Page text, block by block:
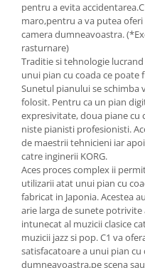
Amplificatoare de casti
Cabluri Earpad si accesorii
Casti broadcast si Casti cu
Casti DJ
Casti Hi-fi
Casti In ear pentru
Casti Noise Cancelling
Casti Studio
Casti wireless / fara fir
Idei de cadouri
pentru a evita
maro,pentru a va putea
camera dumneavoastra.
rasturnare)
Traditie si tehnologie
unui pian cu coada ce poate
Sunetul pianului se schimba
folosit. Pentru ca un pian
expresivitate, doua piane cu
niste pianisti profesionisti.
de maestrii tehnicieni iar
catre inginerii KORG.
Aces proces complex ii
utilizarii atat unui pian cu
fabricat in Japonia. Acestea
arie larga de sunete
intunecat al muzicii clasice
muzicii jazz si pop. C1 va
satisfacatoare a unui pian cu
dumneavoastra,pe scena